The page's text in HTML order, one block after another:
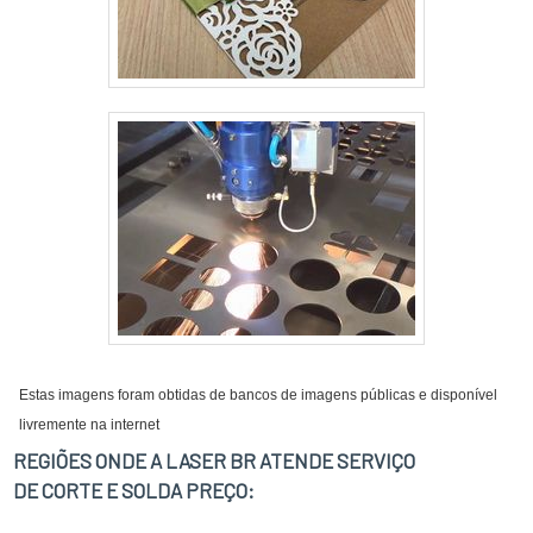
Estas imagens foram obtidas de bancos de imagens públicas e disponível
livremente na internet
REGIÕES ONDE A LASER BR ATENDE SERVIÇO
DE CORTE E SOLDA PREÇO: